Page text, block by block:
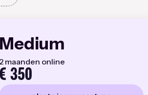
Medium
2 maanden online
350